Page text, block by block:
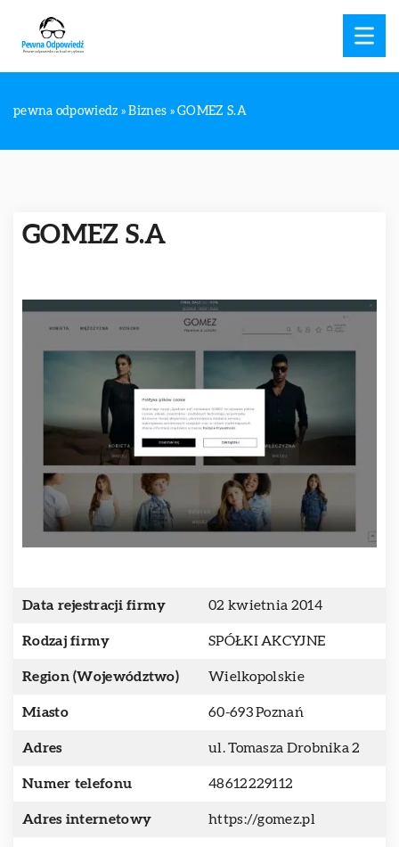
pewna odpowiedz »Biznes »GOMEZ S.A
GOMEZ S.A
Data rejestracji firmy 02 kwietnia 2014
Rodzaj firmy SPÓŁKI AKCYJNE
Region (Województwo) Wielkopolskie
Miasto 60-693 Poznań
Adres ul. Tomasza Drobnika 2
Numer telefonu 48612229112
Adres internetowy https://gomez.pl